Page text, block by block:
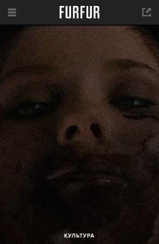
КУЛЬТУРА